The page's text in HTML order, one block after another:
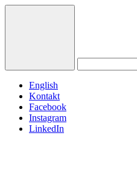
English
Kontakt
Facebook
Instagram
LinkedIn